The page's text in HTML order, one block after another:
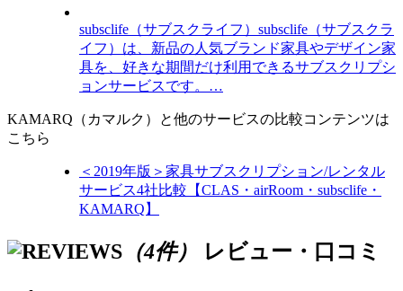
subsclife（サブスクライフ） subsclife（サブスクラ
イフ）は、新品の人気ブランド家具やデザイン家
具を、好きな期間だけ利用できるサブスクリプシ
ョンサービスです。…
KAMARQ（カマルク）と他のサービスの比較コンテンツは
こちら
＜2019年版＞家具サブスクリプション/レンタル
サービス4社比較【CLAS・airRoom・subsclife・
KAMARQ】
（4件） レビュー・口コミ